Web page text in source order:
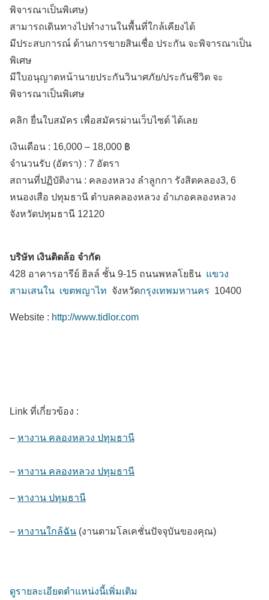
พิจารณาเป็นพิเศษ)
สามารถเดินทางไปทำงานในพื้นที่ใกล้เคียงได้
มีประสบการณ์ ด้านการขายสินเชื่อ ประกัน จะพิจารณาเป็น
พิเศษ
มีใบอนุญาตหน้านายประกันวินาศภัย/ประกันชีวิต จะ
พิจารณาเป็นพิเศษ
คลิก ยื่นใบสมัคร เพื่อสมัครผ่านเว็บไซต์ ได้เลย
เงินเดือน : 16,000 – 18,000 ฿
จำนวนรับ (อัตรา) : 7 อัตรา
สถานที่ปฏิบัติงาน : คลองหลวง ลำลูกกา รังสิตคลอง3, 6
หนองเสือ ปทุมธานี ตำบลคลองหลวง อำเภอคลองหลวง
จังหวัดปทุมธานี 12120
บริษัท เงินติดล้อ จำกัด
428 อาคารอารีย์ ฮิลล์ ชั้น 9-15 ถนนพหลโยธิน แขวง
สามเสนใน เขตพญาไท จังหวัดกรุงเทพมหานคร 10400
Website : http://www.tidlor.com
Link ที่เกี่ยวข้อง :
– หางาน คลองหลวง ปทุมธานี
– หางาน คลองหลวง ปทุมธานี
– หางาน ปทุมธานี
– หางานใกล้ฉัน (งานตามโลเคชั่นปัจจุบันของคุณ)
ดูรายละเอียดตำแหน่งนี้เพิ่มเติม